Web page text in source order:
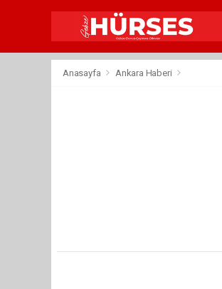
Anasayfa Ankara Haberi